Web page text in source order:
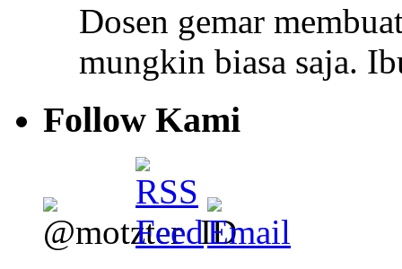
Dosen gemar
mungkin biasa saja.
Follow Kami